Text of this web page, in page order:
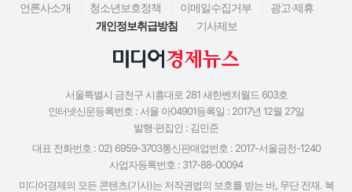
언론사소개 청소년보호정책 이메일수집거부
광고·제휴
개인정보취급방침
기사제보
서울특별시 금천구 시흥대로 281 새한벤처월드 603호
인터넷신문등록번호 : 서울 아04901등록일 : 2017년 12월 27일
발행·편집인 : 김민준
대표 전화번호 : 02) 6959-3703통신판매업번호 : 2017-서울금천-1240
사업자등록번호 : 317-88-00094
미디어경제의 모든 콘텐츠(기사)는 저작권법의 보호를 받는 바, 무단 전재. 복